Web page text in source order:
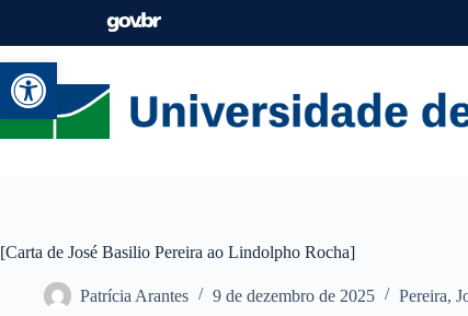
Abrir a barra de ferramentas
[Carta de José Basilio Pereira ao Lindolpho Rocha]
Patrícia Arantes 9 de dezembro de 2025 Pereira,